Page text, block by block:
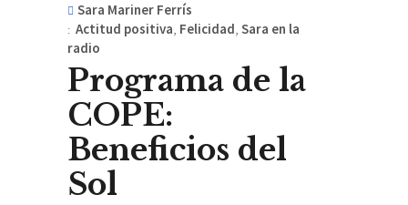
Sara Mariner Ferrís
Actitud positiva, Felicidad, Sara en la
radio
Programa de la
COPE:
Beneficios del
Sol